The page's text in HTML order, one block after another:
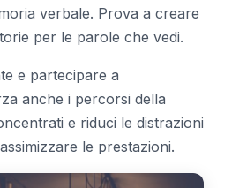
verbale. Prova a creare
per le parole che vedi.
e partecipare a
anche i percorsi della
e riduci le distrazioni
le prestazioni.